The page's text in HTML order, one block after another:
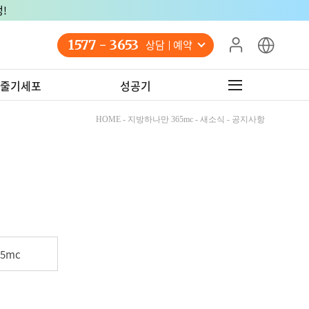
!
1577 - 3653 상담 예약
기세포 성공기
HOME - 지방하나만 365mc - 새소식 - 공지사항